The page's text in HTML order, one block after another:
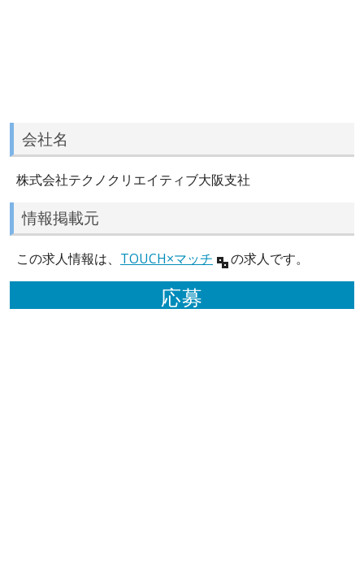
会社名
株式会社テクノクリエイティブ大阪支社
情報掲載元
この求人情報は、 TOUCH×マッチ の求人です。
応募